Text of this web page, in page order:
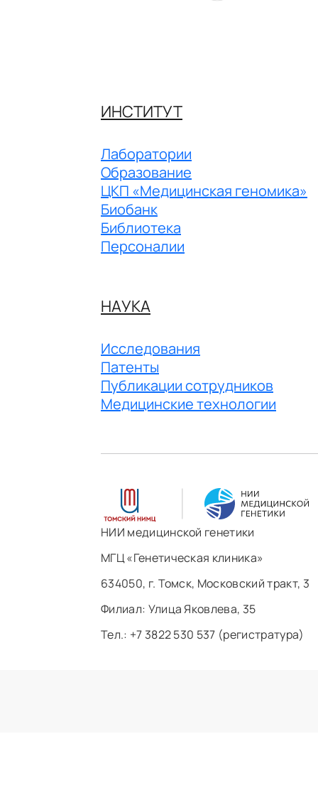
ИНСТИТУТ
Лаборатории
Образование
ЦКП «Медицинская геномика»
Биобанк
Библиотека
Персоналии
НАУКА
Исследования
Патенты
Публикации сотрудников
Медицинские технологии
НИИ медицинской генетики
МГЦ «Генетическая клиника»
634050, г. Томск, Московский тракт, 3
Филиал: ​Улица Яковлева, 35
Тел.: +7 3822 530 537 (регистратура)